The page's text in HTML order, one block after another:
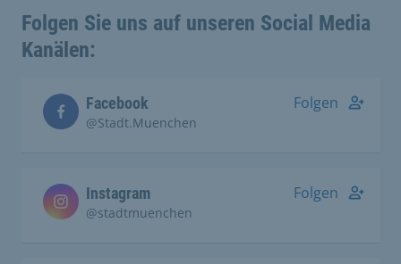
Folgen Sie uns auf unseren Social Media
Kanälen:
Facebook
@Stadt.Muenchen
Folgen
Instagram
@stadtmuenchen
Folgen